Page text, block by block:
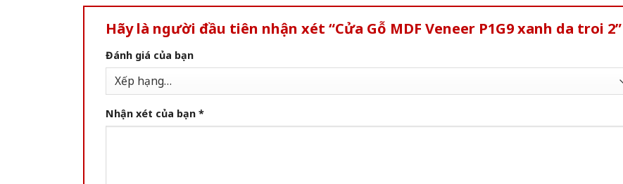
Hãy là người đầu tiên nhận xét “Cửa Gỗ MDF Veneer P1G9 xanh da troi 2”
Đánh giá của bạn
Nhận xét của bạn *